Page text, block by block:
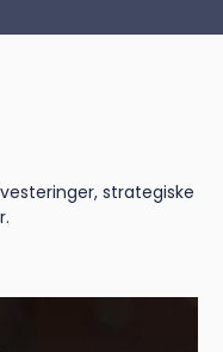
strategiske